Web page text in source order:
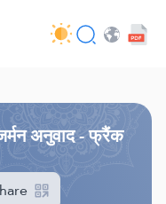
अनुवाद - फ्रैंक